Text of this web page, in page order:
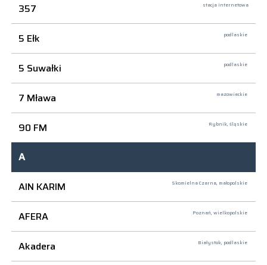
357
stacja internetowa
5 Ełk podlaskie
5 Suwałki podlaskie
7 Mława mazowieckie
90 FM Rybnik, śląskie
A
AIN KARIM
Skomielna Czarna, małopolskie
AFERA Poznań, wielkopolskie
Akadera Białystok, podlaskie